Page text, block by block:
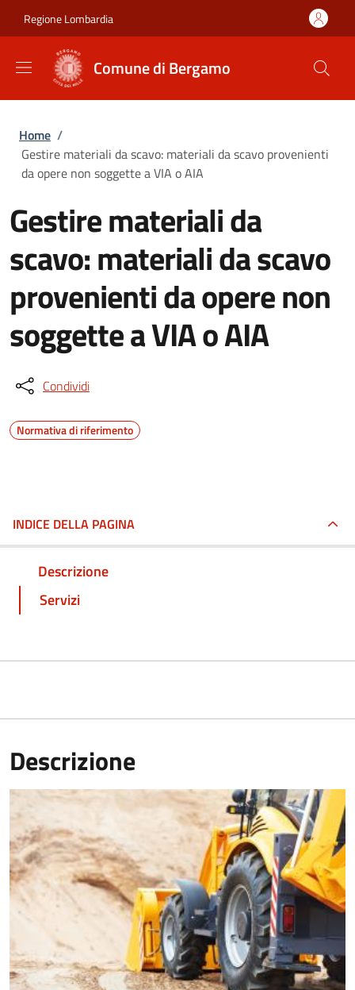
Regione Lombardia
Comune di Bergamo
Briciole di pane
Home /
Gestire materiali da scavo: materiali da scavo provenienti
da opere non soggette a VIA o AIA
Gestire materiali da
scavo: materiali da scavo
provenienti da opere non
soggette a VIA o AIA
Condividi
Normativa di riferimento
INDICE DELLA PAGINA
Descrizione
Servizi
Descrizione